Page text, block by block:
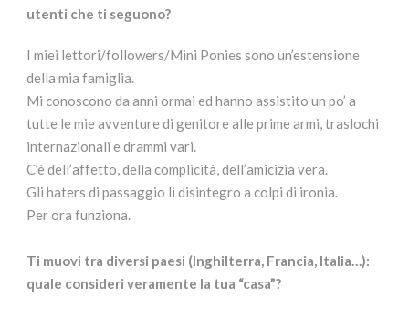
utenti che ti seguono?
I miei lettori/followers/Mini Ponies sono un’estensione
della mia famiglia.
Mi conoscono da anni ormai ed hanno assistito un po’ a
tutte le mie avventure di genitore alle prime armi, traslochi
internazionali e drammi vari.
C’è dell’affetto, della complicità, dell’amicizia vera.
Gli haters di passaggio li disintegro a colpi di ironia.
Per ora funziona.
Ti muovi tra diversi paesi (Inghilterra, Francia, Italia…):
quale consideri veramente la tua “casa”?